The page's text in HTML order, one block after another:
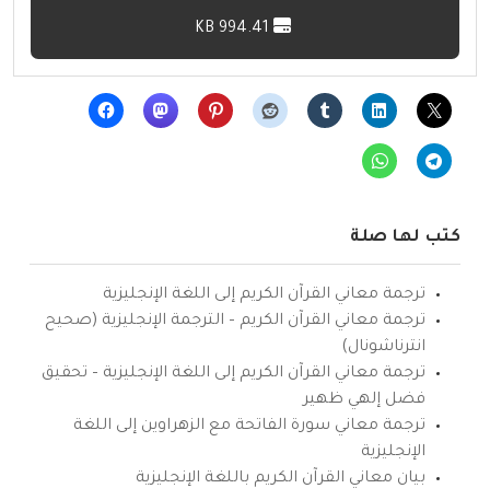
كتب لها صلة
ترجمة معاني القرآن الكريم إلى اللغة الإنجليزية
ترجمة معاني القرآن الكريم – الترجمة الإنجليزية (صحيح
انترناشونال)
ترجمة معاني القرآن الكريم إلى اللغة الإنجليزية – تحقيق
فضل إلهي ظهير
ترجمة معاني سورة الفاتحة مع الزهراوين إلى اللغة
الإنجليزية
بيان معاني القرآن الكريم باللغة الإنجليزية